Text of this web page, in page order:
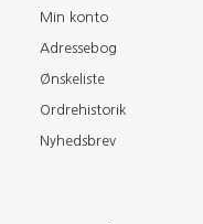
Min konto
Adressebog
Ønskeliste
Ordrehistorik
Nyhedsbrev